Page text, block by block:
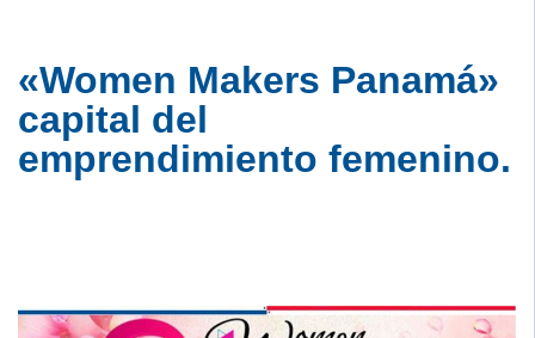
«Women Makers Panamá»
capital del
emprendimiento femenino.